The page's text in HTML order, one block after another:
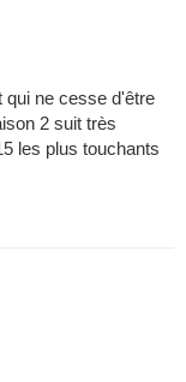
qui ne cesse d'être
2 suit très
les plus touchants